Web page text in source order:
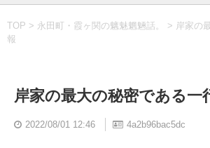
TOP > 永田町・霞ヶ関の魑魅魍魎話。
> 岸家の
報
岸家の最大の秘密である一
2022/08/01 12:46 4a2b96bac5dc